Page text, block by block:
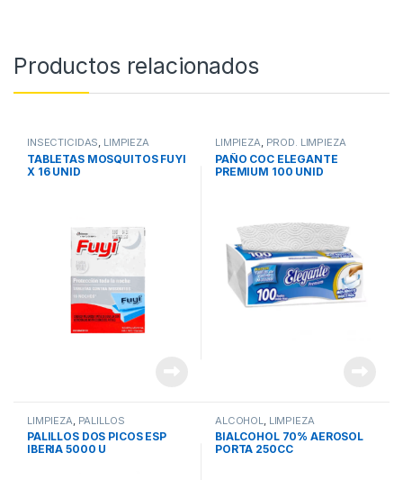
Productos relacionados
INSECTICIDAS, LIMPIEZA
TABLETAS MOSQUITOS FUYI
X 16 UNID
LIMPIEZA, PROD. LIMPIEZA
PAÑO COC ELEGANTE
PREMIUM 100 UNID
LIMPIEZA PALILLOS
PALILLOS DOS PICOS ESP
IBERIA 5000 U
ALCOHOL LIMPIEZA
BIALCOHOL 70% AEROSOL
PORTA 250CC